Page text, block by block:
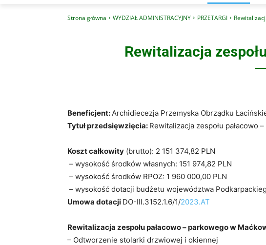
Strona główna WYDZIAŁ ADMINISTRACYJNY PRZETARGI
Rewitalizacja
Beneficjent: Archidiecezja Przemyska Obrządku
Tytuł przedsięwzięcia: Rewitalizacja zespołu pałacowo
Koszt całkowity (brutto): 2 151 374,82 PLN
– wysokość środków własnych: 151 974,82 PLN
– wysokość środków RPOZ: 1 960 000,00 PLN
– wysokość dotacji budżetu województwa
Umowa dotacji DO-III.3152.1.6/1/2023.AT
Rewitalizacja zespołu pałacowo – parkowego w
– Odtworzenie stolarki drzwiowej i okiennej